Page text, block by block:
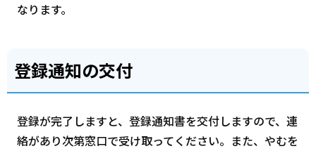
なります。
登録通知の交付
登録が完了しますと、登録通知書を交付しますので、連
絡があり次第窓口で受け取ってください。また、やむを